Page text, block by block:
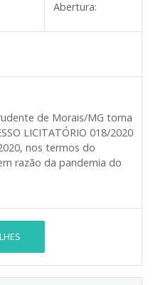
Abertura:
de Morais/MG torna
LICITATÓRIO 018/2020
nos termos do
razão da pandemia do